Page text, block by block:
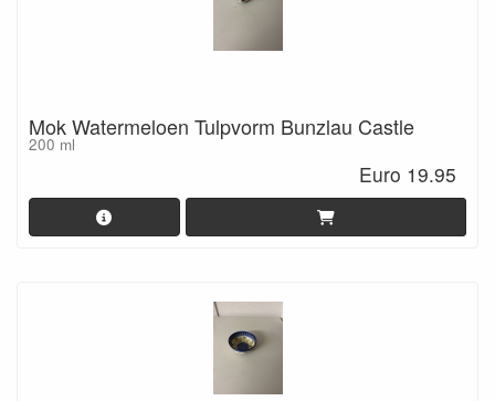
Mok Watermeloen Tulpvorm Bunzlau Castle
200 ml
Euro 19.95